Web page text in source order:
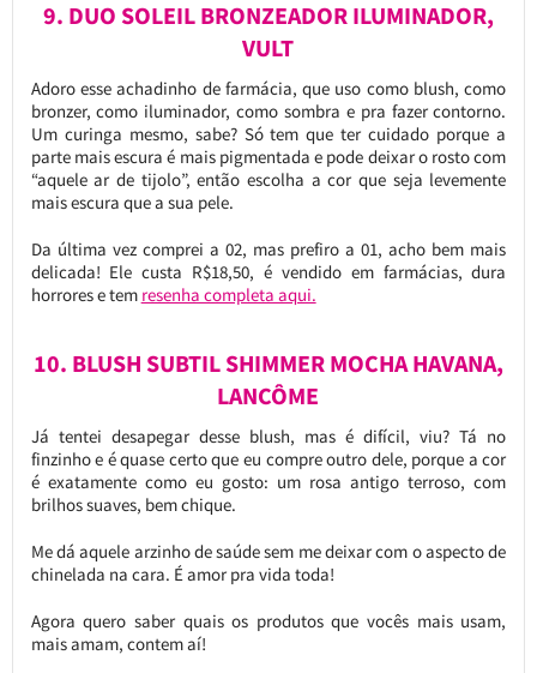
9. DUO SOLEIL BRONZEADOR ILUMINADOR,
VULT
Adoro esse achadinho de farmácia, que uso como blush, como
bronzer, como iluminador, como sombra e pra fazer contorno.
Um curinga mesmo, sabe? Só tem que ter cuidado porque a
parte mais escura é mais pigmentada e pode deixar o rosto com
“aquele ar de tijolo”, então escolha a cor que seja levemente
mais escura que a sua pele.
Da última vez comprei a 02, mas prefiro a 01, acho bem mais
delicada! Ele custa R$18,50, é vendido em farmácias, dura
horrores e tem resenha completa aqui.
10. BLUSH SUBTIL SHIMMER MOCHA HAVANA,
LANCÔME
Já tentei desapegar desse blush, mas é difícil, viu? Tá no
finzinho e é quase certo que eu compre outro dele, porque a cor
é exatamente como eu gosto: um rosa antigo terroso, com
brilhos suaves, bem chique.
Me dá aquele arzinho de saúde sem me deixar com o aspecto de
chinelada na cara. É amor pra vida toda!
Agora quero saber quais os produtos que vocês mais usam,
mais amam, contem aí!